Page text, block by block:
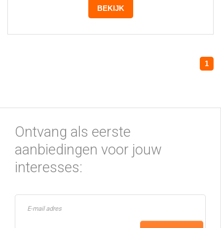
BEKIJK
1
Ontvang als eerste
aanbiedingen voor jouw
interesses: